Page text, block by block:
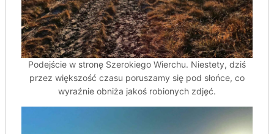
Podejście w stronę Szerokiego Wierchu. Niestety, dziś
przez większość czasu poruszamy się pod słońce, co
wyraźnie obniża jakoś robionych zdjęć.